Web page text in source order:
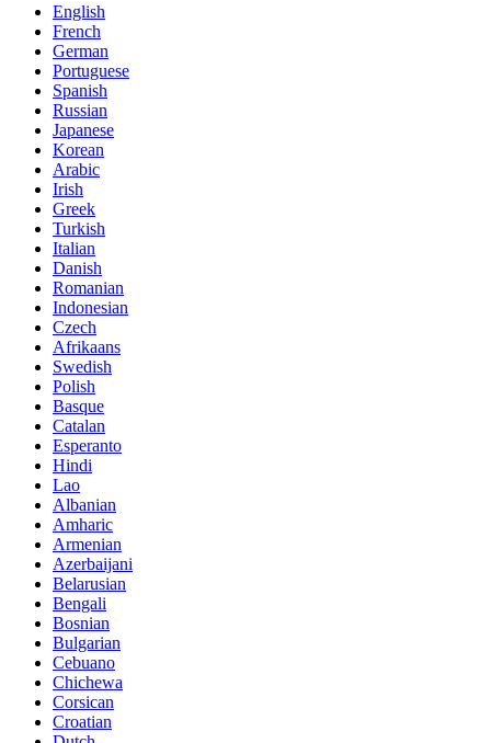
English
French
German
Portuguese
Spanish
Russian
Japanese
Korean
Arabic
Irish
Greek
Turkish
Italian
Danish
Romanian
Indonesian
Czech
Afrikaans
Swedish
Polish
Basque
Catalan
Esperanto
Hindi
Lao
Albanian
Amharic
Armenian
Azerbaijani
Belarusian
Bengali
Bosnian
Bulgarian
Cebuano
Chichewa
Corsican
Croatian